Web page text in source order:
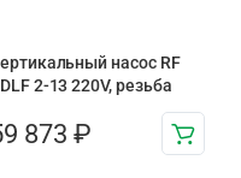
насос RF
2-13 220V, резьба
873 ₽